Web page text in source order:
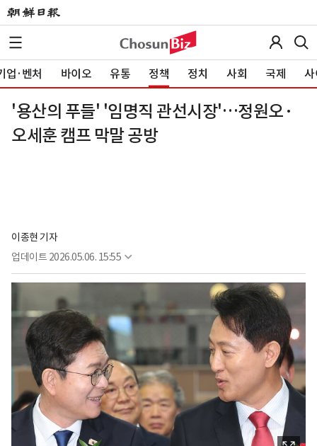
업·벤처 바이오 유통 정책 정치 사회 국제 사
'용산의 푸들' '임명직 관선시장'…정원오·
오세훈 캠프 막말 공방
이종현 기자
업데이트 2026.05.06. 15:55